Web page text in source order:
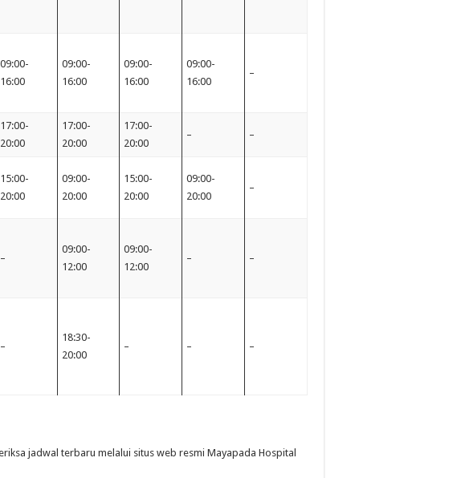
09:00-
16:00
09:00-
16:00
09:00-
16:00
09:00-
16:00
–
17:00-
20:00
17:00-
20:00
17:00-
20:00
– –
15:00-
20:00
09:00-
20:00
15:00-
20:00
09:00-
20:00
–
–
09:00-
12:00
09:00-
12:00
– –
–
18:30-
20:00
– – –
jadwal terbaru melalui situs web resmi Mayapada Hospital